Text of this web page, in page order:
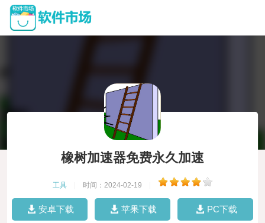
橡树加速器免费永久加速
工具 时间：2024-02-19
安卓下载 苹果下载 PC下载